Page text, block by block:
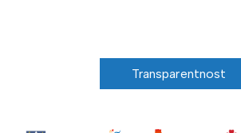
Transparentnost